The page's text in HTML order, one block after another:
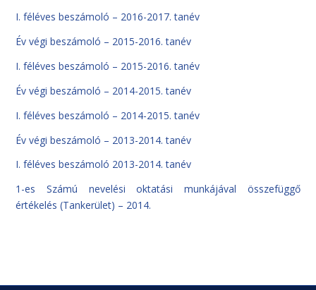
I. féléves beszámoló – 2016-2017. tanév
Év végi beszámoló – 2015-2016. tanév
I. féléves beszámoló – 2015-2016. tanév
Év végi beszámoló – 2014-2015. tanév
I. féléves beszámoló – 2014-2015. tanév
Év végi beszámoló – 2013-2014. tanév
I. féléves beszámoló 2013-2014. tanév
1-es Számú nevelési oktatási munkájával összefüggő
értékelés (Tankerület) – 2014.